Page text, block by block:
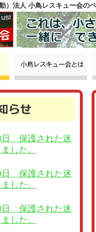
）法人 小鳥レスキュー会の
日 保護された迷
した。
日 保護された迷
した。
日 保護された迷
した。